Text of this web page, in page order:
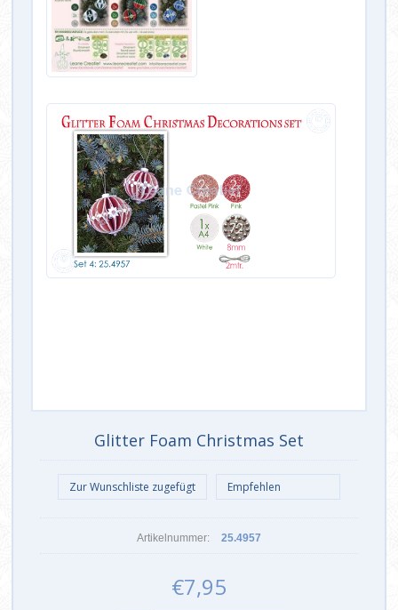
Glitter Foam Christmas Set
Artikelnummer: 25.4957
€7,95